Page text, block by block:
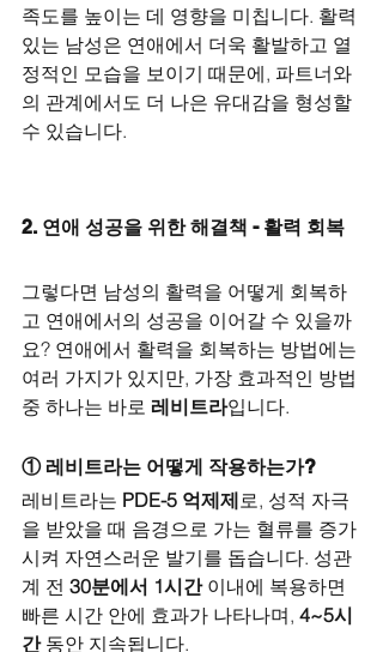
족도를 높이는 데 영향을 미칩니다. 활력
있는 남성은 연애에서 더욱 활발하고 열
정적인 모습을 보이기 때문에, 파트너와
의 관계에서도 더 나은 유대감을 형성할
수 있습니다.
2. 연애 성공을 위한 해결책 - 활력 회복
그렇다면 남성의 활력을 어떻게 회복하
고 연애에서의 성공을 이어갈 수 있을까
요? 연애에서 활력을 회복하는 방법에는
여러 가지가 있지만, 가장 효과적인 방법
중 하나는 바로 레비트라입니다.
① 레비트라는 어떻게 작용하는가?
레비트라는 PDE-5 억제제 로, 성적 자극
을 받았을 때 음경으로 가는 혈류를 증가
시켜 자연스러운 발기를 돕습니다. 성관
계 전 30분에서 1시간 이내에 복용하면
빠른 시간 안에 효과가 나타나며, 4~5시
간 동안 지속됩니다.